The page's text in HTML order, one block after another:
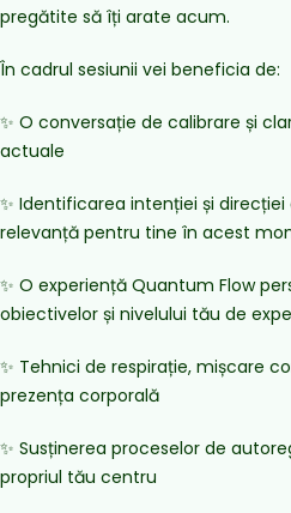
pregătite să îți arate acum.
În cadrul sesiunii vei beneficia de:
✨ O conversație de calibrare și
actuale
✨ Identificarea intenției și
relevanță pentru tine în acest
✨ O experiență Quantum Flow
obiectivelor și nivelului tău de
✨ Tehnici de respirație, mișcare
prezența corporală
✨ Susținerea proceselor de
propriul tău centru